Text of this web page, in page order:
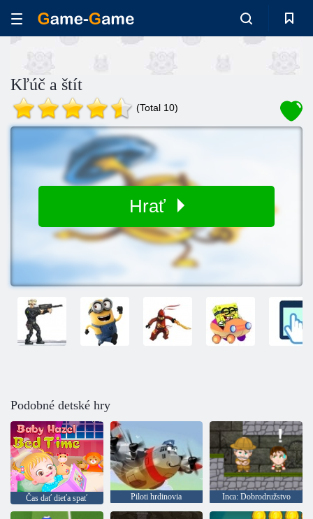
Kľúč a štít
(Total 10)
Hrať
Podobné detské hry
Čas dať dieťa spať Piloti hrdinovia Inca: Dobrodružstvo